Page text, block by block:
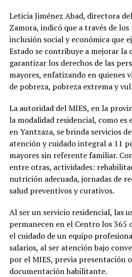
Leticia Jiménez Abad, directora
Zamora, indicó que a través de
inclusión social y económica que
Estado se contribuye a mejorar la
garantizar los derechos de las
mayores, enfatizando en quienes
de pobreza, pobreza extrema y
La autoridad del MIES, en la
la modalidad residencial, como es
en Yantzaza, se brinda servicios
atención y cuidado integral a 11
mayores sin referente familiar.
entre otras, actividades:
nutrición adecuada, jornadas de
salud preventivos y curativos.
Al ser un servicio residencial, las
permanecen en el Centro los 365
el cuidado de un equipo
salarios, al ser atención bajo
por el MIES, previa presentación
documentación habilitante.